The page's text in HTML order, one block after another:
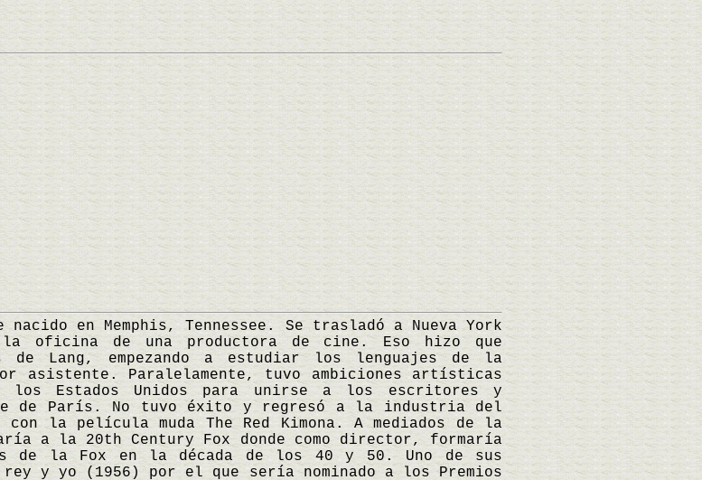
en Memphis, Tennessee. Se trasladó a Nueva York
oficina de una productora de cine. Eso hizo que
Lang, empezando a estudiar los lenguajes de la
asistente. Paralelamente, tuvo ambiciones artísticas
los Estados Unidos para unirse a los escritores y
de París. No tuvo éxito y regresó a la industria del
la película muda The Red Kimona. A mediados de la
a la 20th Century Fox donde como director, formaría
de la Fox en la década de los 40 y 50. Uno de sus
y yo (1956) por el que sería nominado a los Premios